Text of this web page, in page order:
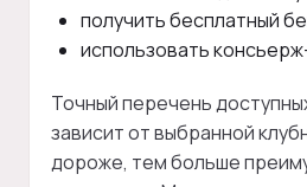
получить бесплатный
использовать
Точный перечень
зависит от выбранной
дороже, тем больше